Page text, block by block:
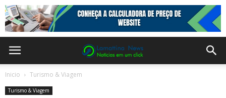
Inicio Turismo & Viagem
Turismo & Viagem